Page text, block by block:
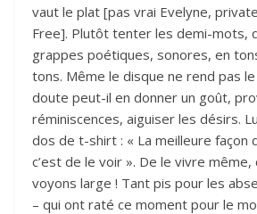
vaut le plat [pas vrai Evelyne,
Free]. Plutôt tenter les demi-mots,
grappes poétiques, sonores, en
tons. Même le disque ne rend pas le
doute peut-il en donner un goût,
réminiscences, aiguiser les désirs.
dos de t-shirt : « La meilleure façon
c’est de le voir ». De le vivre
voyons large ! Tant pis pour les
– qui ont raté ce moment pour le